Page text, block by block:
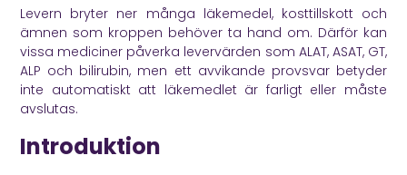
Levern bryter ner många läkemedel, kosttillskott och
ämnen som kroppen behöver ta hand om. Därför kan
vissa mediciner påverka levervärden som ALAT, ASAT, GT,
ALP och bilirubin, men ett avvikande provsvar betyder
inte automatiskt att läkemedlet är farligt eller måste
avslutas.
Introduktion